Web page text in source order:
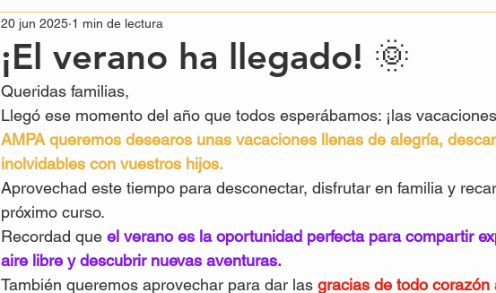
¡El verano ha llegado! 🌞
20 jun 2025 1 min de lectura
Queridas familias,
Llegó ese momento del año que todos esperábamos: ¡las
AMPA queremos desearos unas vacaciones llenas de alegría,
inolvidables con vuestros hijos.
Aprovechad este tiempo para desconectar, disfrutar en familia y
próximo curso.
Recordad que el verano es la oportunidad perfecta para compartir
aire libre y descubrir nuevas aventuras.
También queremos aprovechar para dar las gracias de todo corazón